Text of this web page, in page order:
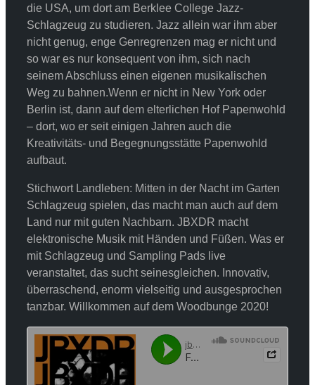
die USA, um dort am Berklee College Jazz-
Schlagzeug zu studieren. Jazz allein war ihm aber
nicht genug, enge Genregrenzen mag er nicht und
so war es nur konsequent von ihm, sich nach
seinem Abschluss einen eigenen musikalischen
Weg zu bahnen.Wenn er nicht in New York oder
Berlin ist, dann auf dem elterlichen Hof Papenwohld
– dort, wo er seit einigen Jahren auch die
Kreativitäts- und Begegnungsstätte Papenwohld
aufbaut.
Stichwort Landleben: Mitten in der Nacht im Garten
Schlagzeug spielen, das macht man auch auf dem
Land nur mit guten Nachbarn. JBXDR macht
elektronische Musik mit Händen und Füßen. Was er
mit Schlagzeug und Sampling Pads live
veranstaltet, das sucht seinesgleichen. Innovativ,
überraschend, enorm vielseitig und ausgesprochen
tanzbar. Willkommen auf dem Woodbunge 2020!